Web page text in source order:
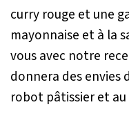
curry rouge et une
mayonnaise et à la
vous avec notre
donnera des envies
robot pâtissier et